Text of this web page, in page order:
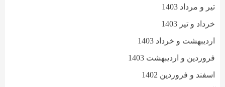
تیر و مرداد 1403
خرداد و تیر 1403
اردیبهشت و خرداد 1403
فروردین و اردیبهشت 1403
اسفند و فروردین 1402